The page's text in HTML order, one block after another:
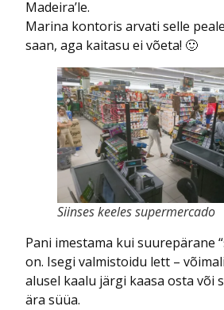
Madeira’le.
Marina kontoris arvati selle
saan, aga kaitasu ei võeta! 🙂
Siinses keeles supermercado
Pani imestama kui suurepärane
on. Isegi valmistoidu lett –
alusel kaalu järgi kaasa osta või
ära süüa.